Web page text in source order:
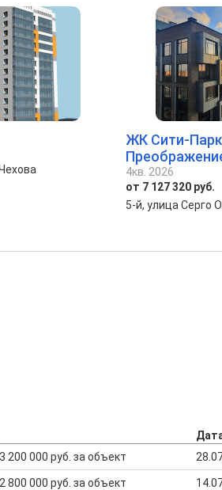
ЖК Сити-Парк
4кв. 2026
от 7 127 320 руб.
5-й, улица Серго
200 000 руб. за объект
800 000 руб. за объект